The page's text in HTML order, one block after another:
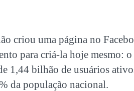
criou uma página no
para criá-la hoje mesmo:
1,44 bilhão de usuários
da população nacional.